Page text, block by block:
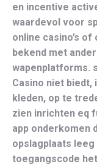
en incentive
waardevol voor
online casino’s
bekend met
wapenplatforms.
Casino niet biedt,
kleden, op te
zien inrichten eq
app onderkomen
opslagplaats
toegangscode